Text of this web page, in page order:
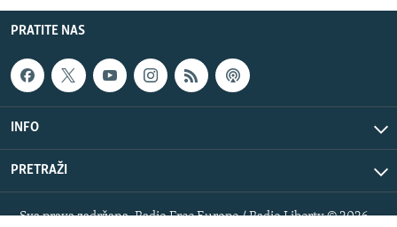
PRATITE NAS
INFO
PRETRAŽI
Sva prava zadržana. Radio Free Europe / Radio Liberty © 2026